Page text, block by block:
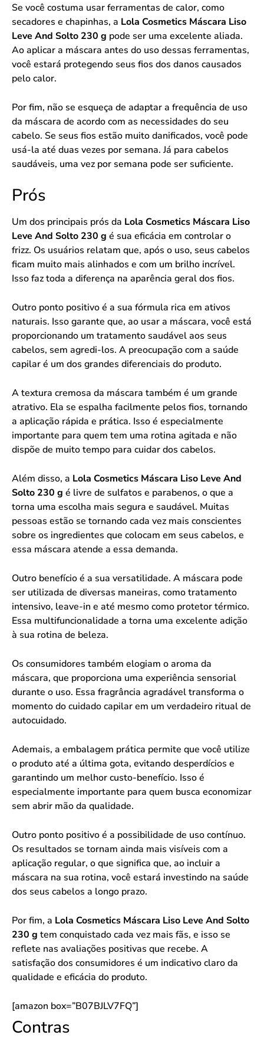
Se você costuma usar ferramentas de calor, como
secadores e chapinhas, a Lola Cosmetics Máscara Liso
Leve And Solto 230 g pode ser uma excelente aliada.
Ao aplicar a máscara antes do uso dessas ferramentas,
você estará protegendo seus fios dos danos causados
pelo calor.
Por fim, não se esqueça de adaptar a frequência de uso
da máscara de acordo com as necessidades do seu
cabelo. Se seus fios estão muito danificados, você pode
usá-la até duas vezes por semana. Já para cabelos
saudáveis, uma vez por semana pode ser suficiente.
Prós
Um dos principais prós da Lola Cosmetics Máscara Liso
Leve And Solto 230 g é sua eficácia em controlar o
frizz. Os usuários relatam que, após o uso, seus cabelos
ficam muito mais alinhados e com um brilho incrível.
Isso faz toda a diferença na aparência geral dos fios.
Outro ponto positivo é a sua fórmula rica em ativos
naturais. Isso garante que, ao usar a máscara, você está
proporcionando um tratamento saudável aos seus
cabelos, sem agredi-los. A preocupação com a saúde
capilar é um dos grandes diferenciais do produto.
A textura cremosa da máscara também é um grande
atrativo. Ela se espalha facilmente pelos fios, tornando
a aplicação rápida e prática. Isso é especialmente
importante para quem tem uma rotina agitada e não
dispõe de muito tempo para cuidar dos cabelos.
Além disso, a Lola Cosmetics Máscara Liso Leve And
Solto 230 g é livre de sulfatos e parabenos, o que a
torna uma escolha mais segura e saudável. Muitas
pessoas estão se tornando cada vez mais conscientes
sobre os ingredientes que colocam em seus cabelos, e
essa máscara atende a essa demanda.
Outro benefício é a sua versatilidade. A máscara pode
ser utilizada de diversas maneiras, como tratamento
intensivo, leave-in e até mesmo como protetor térmico.
Essa multifuncionalidade a torna uma excelente adição
à sua rotina de beleza.
Os consumidores também elogiam o aroma da
máscara, que proporciona uma experiência sensorial
durante o uso. Essa fragrância agradável transforma o
momento do cuidado capilar em um verdadeiro ritual de
autocuidado.
Ademais, a embalagem prática permite que você utilize
o produto até a última gota, evitando desperdícios e
garantindo um melhor custo-benefício. Isso é
especialmente importante para quem busca economizar
sem abrir mão da qualidade.
Outro ponto positivo é a possibilidade de uso contínuo.
Os resultados se tornam ainda mais visíveis com a
aplicação regular, o que significa que, ao incluir a
máscara na sua rotina, você estará investindo na saúde
dos seus cabelos a longo prazo.
Por fim, a Lola Cosmetics Máscara Liso Leve And Solto
230 g tem conquistado cada vez mais fãs, e isso se
reflete nas avaliações positivas que recebe. A
satisfação dos consumidores é um indicativo claro da
qualidade e eficácia do produto.
[amazon box=”B07BJLV7FQ”]
Contras